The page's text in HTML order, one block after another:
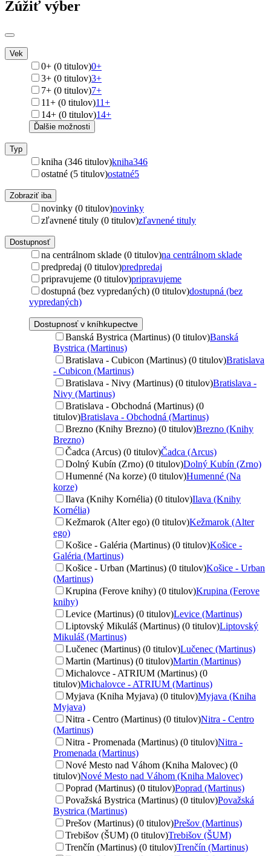
Zúžiť výber
Vek
0+ (0 titulov)0+
3+ (0 titulov)3+
7+ (0 titulov)7+
11+ (0 titulov)11+
14+ (0 titulov)14+
Ďalšie možnosti
Typ
kniha (346 titulov)kniha346
ostatné (5 titulov)ostatné5
Zobraziť iba
novinky (0 titulov)novinky
zľavnené tituly (0 titulov)zľavnené tituly
Dostupnosť
na centrálnom sklade (0 titulov)na centrálnom sklade
predpredaj (0 titulov)predpredaj
pripravujeme (0 titulov)pripravujeme
dostupná (bez vypredaných) (0 titulov)dostupná (bez
vypredaných)
Dostupnosť v kníhkupectve
Banská Bystrica (Martinus) (0 titulov)Banská
Bystrica (Martinus)
Bratislava - Cubicon (Martinus) (0 titulov)Bratislava
- Cubicon (Martinus)
Bratislava - Nivy (Martinus) (0 titulov)Bratislava -
Nivy (Martinus)
Bratislava - Obchodná (Martinus) (0
titulov)Bratislava - Obchodná (Martinus)
Brezno (Knihy Brezno) (0 titulov)Brezno (Knihy
Brezno)
Čadca (Arcus) (0 titulov)Čadca (Arcus)
Dolný Kubín (Zrno) (0 titulov)Dolný Kubín (Zrno)
Humenné (Na korze) (0 titulov)Humenné (Na
korze)
Ilava (Knihy Kornélia) (0 titulov)Ilava (Knihy
Kornélia)
Kežmarok (Alter ego) (0 titulov)Kežmarok (Alter
ego)
Košice - Galéria (Martinus) (0 titulov)Košice -
Galéria (Martinus)
Košice - Urban (Martinus) (0 titulov)Košice - Urban
(Martinus)
Krupina (Ferove knihy) (0 titulov)Krupina (Ferove
knihy)
Levice (Martinus) (0 titulov)Levice (Martinus)
Liptovský Mikuláš (Martinus) (0 titulov)Liptovský
Mikuláš (Martinus)
Lučenec (Martinus) (0 titulov)Lučenec (Martinus)
Martin (Martinus) (0 titulov)Martin (Martinus)
Michalovce - ATRIUM (Martinus) (0
titulov)Michalovce - ATRIUM (Martinus)
Myjava (Kniha Myjava) (0 titulov)Myjava (Kniha
Myjava)
Nitra - Centro (Martinus) (0 titulov)Nitra - Centro
(Martinus)
Nitra - Promenada (Martinus) (0 titulov)Nitra -
Promenada (Martinus)
Nové Mesto nad Váhom (Kniha Malovec) (0
titulov)Nové Mesto nad Váhom (Kniha Malovec)
Poprad (Martinus) (0 titulov)Poprad (Martinus)
Považská Bystrica (Martinus) (0 titulov)Považská
Bystrica (Martinus)
Prešov (Martinus) (0 titulov)Prešov (Martinus)
Trebišov (ŠUM) (0 titulov)Trebišov (ŠUM)
Trenčín (Martinus) (0 titulov)Trenčín (Martinus)